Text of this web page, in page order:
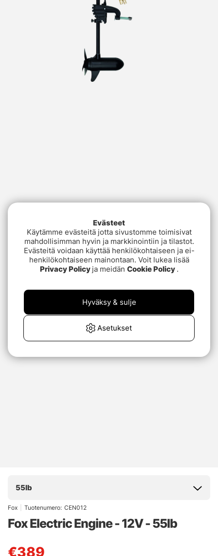
55lb
Fox Tuotenumero: CEN012
Fox Electric Engine - 12V - 55lb
€389
Evästeet
Käytämme evästeitä jotta sivustomme toimisivat
mahdollisimman hyvin ja markkinointiin ja tilastot.
Evästeitä voidaan käyttää henkilökohtaiseen ja ei-
henkilökohtaiseen mainontaan. Voit lukea lisää
Privacy Policy ja meidän Cookie Policy .
Asetukset
Hyväksy & sulje